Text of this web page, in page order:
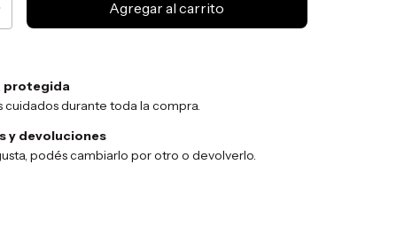
protegida
cuidados durante toda la compra.
y devoluciones
podés cambiarlo por otro o devolverlo.